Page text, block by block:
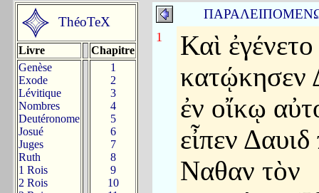
ThéoTeX
Livre
Chapitre
Genèse
Exode
Lévitique
Nombres
Deutéronome
Josué
Juges
Ruth
1 Rois
2 Rois
1
2
3
4
5
6
7
8
9
10
1
Καὶ
κατῴκησεν
ἐν οἴκῳ
εἶπεν
Ναθαν τὸν